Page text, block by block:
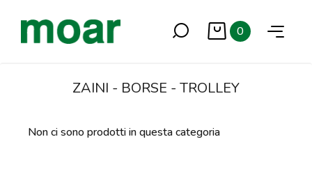
0
ZAINI - BORSE - TROLLEY
Non ci sono prodotti in questa categoria